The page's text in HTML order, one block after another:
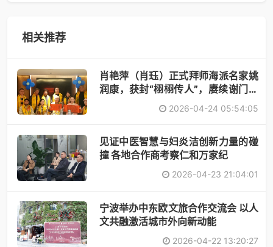
相关推荐
肖艳萍（肖珏）正式拜师海派名家姚
润康，获封“栩栩传人”，赓续谢门艺
2026-04-24 05:54:05
见证中医智慧与妇炎洁创新力量的碰
撞 各地合作商考察仁和万家纪
2026-04-23 21:04:01
宁波举办中东欧文旅合作交流会 以人
文共融激活城市外向新动能
2026-04-22 13:20:27